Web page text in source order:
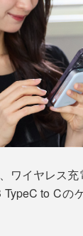
下でも発熱・発火し
ーにより安全な環境
ー」が画期
変化にも強く
電速度、マグ
、「
速充電（
イヤレス充
置固定（
ワイヤレス
to Cの